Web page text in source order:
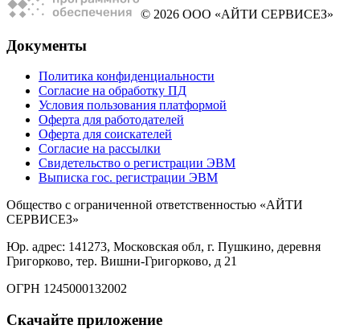
© 2026 ООО «АЙТИ СЕРВИСЕЗ»
Документы
Политика конфиденциальности
Согласие на обработку ПД
Условия пользования платформой
Оферта для работодателей
Оферта для соискателей
Согласие на рассылки
Свидетельство о регистрации ЭВМ
Выписка гос. регистрации ЭВМ
Общество с ограниченной ответственностью «АЙТИ
СЕРВИСЕЗ»
Юр. адрес: 141273, Московская обл, г. Пушкино, деревня
Григорково, тер. Вишни-Григорково, д 21
ОГРН 1245000132002
Скачайте приложение